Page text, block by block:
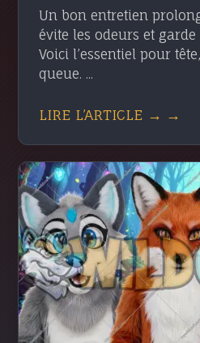
Un bon entretien
évite les odeurs et
Voici l’essentiel pour
queue. ...
LIRE L’ARTICLE → →